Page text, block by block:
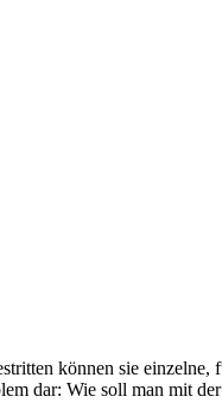
können sie
dar: Wie soll man mit